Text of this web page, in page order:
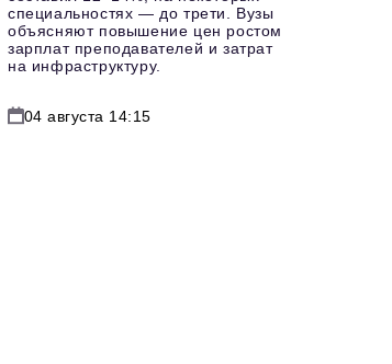
специальностях — до трети. Вузы
объясняют повышение цен ростом
зарплат преподавателей и затрат
на инфраструктуру.
04 августа 14:15